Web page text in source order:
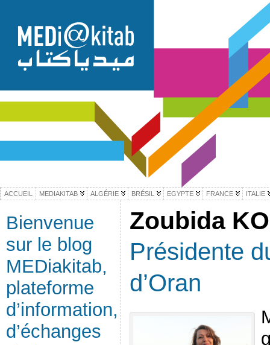
ACCUEIL MEDIAKITAB ALGÉRIE BRÉSIL EGYPTE FRANCE ITALIE
Bienvenue
sur le blog
MEDiakitab,
plateforme
d’information,
d’échanges
Zoubida
Présidente
d’Oran